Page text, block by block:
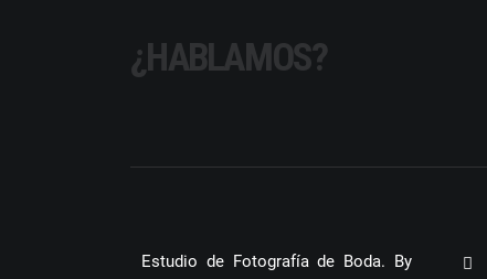
¿HABLAMOS?
Estudio de Fotografía de Boda. By